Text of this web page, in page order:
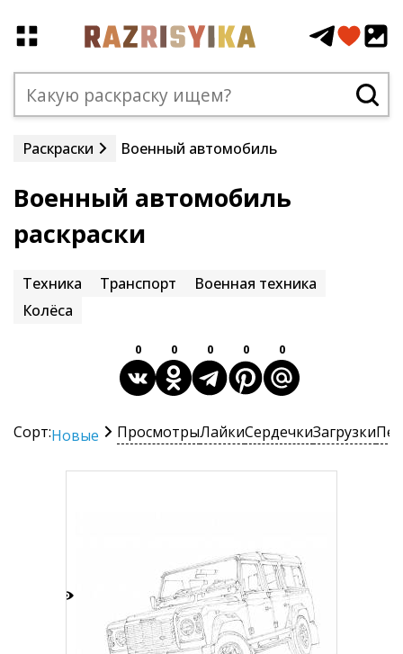
Раскраски Военный автомобиль
Военный автомобиль
раскраски
Техника Транспорт
Военная техника
Колёса
0 0 0 0 0
Сорт:Новые ПросмотрыЛайкиСердечкиЗагрузки